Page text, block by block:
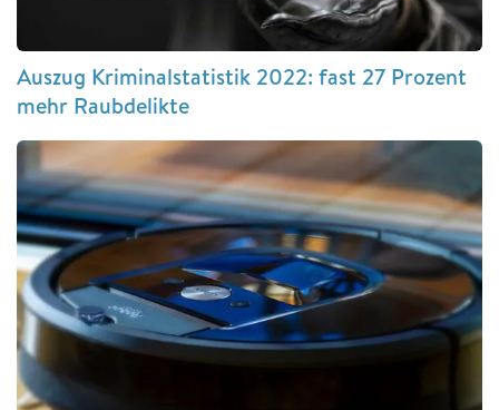
Auszug Kriminalstatistik 2022: fast 27 Prozent
mehr Raubdelikte